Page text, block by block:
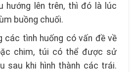
hướng lên trên, thì đó là lúc
buồng chuối.
các tình huống có vấn đề về
chim, túi có thể được sử
sau khi hình thành các trái.